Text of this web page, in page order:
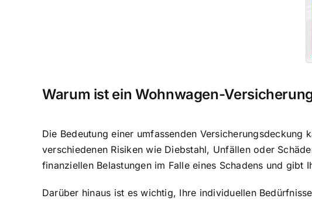
Warum ist ein Wohnwagen-
Die Bedeutung einer umfassenden
verschiedenen Risiken wie Diebstahl, Unfällen oder
finanziellen Belastungen im Falle eines Schadens und gibt
Darüber hinaus ist es wichtig, Ihre individuellen